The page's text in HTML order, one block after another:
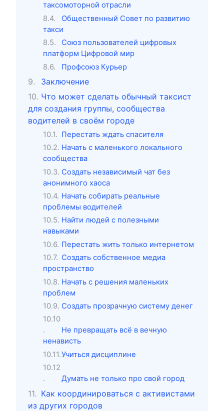
таксомоторной отрасли
Общественный Совет по развитию
такси
Союз пользователей цифровых
платформ Цифровой мир
Профсоюз Курьер
Заключение
Что может сделать обычный таксист
для создания группы, сообщества
водителей в своём городе
Перестать ждать спасителя
Начать с маленького локального
сообщества
Создать независимый чат без
анонимного хаоса
Начать собирать реальные
проблемы водителей
Найти людей с полезными
навыками
Перестать жить только интернетом
Создать собственное медиа
пространство
Начать с решения маленьких
проблем
Создать прозрачную систему денег
Не превращать всё в вечную
ненависть
Учиться дисциплине
Думать не только про свой город
Как координироваться с активистами
из других городов